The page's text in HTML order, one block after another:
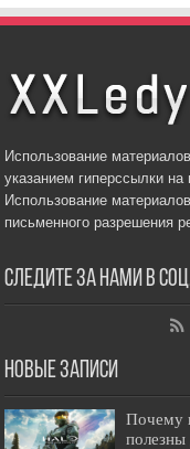
Использование
указанием гиперссылки на
Использование
письменного разрешения
Следите за нами в
Новые записи
Почему
полезны